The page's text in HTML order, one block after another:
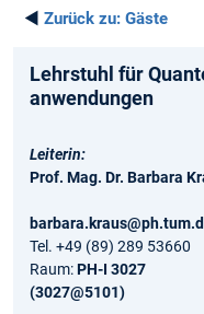
◄ Zurück zu: Gäste
Lehrstuhl für
anwendungen
Leiterin:
Prof. Mag. Dr. Barbara
Tel. +49 (89) 289 53660
Raum:PH-I 3027
(3027@5101)